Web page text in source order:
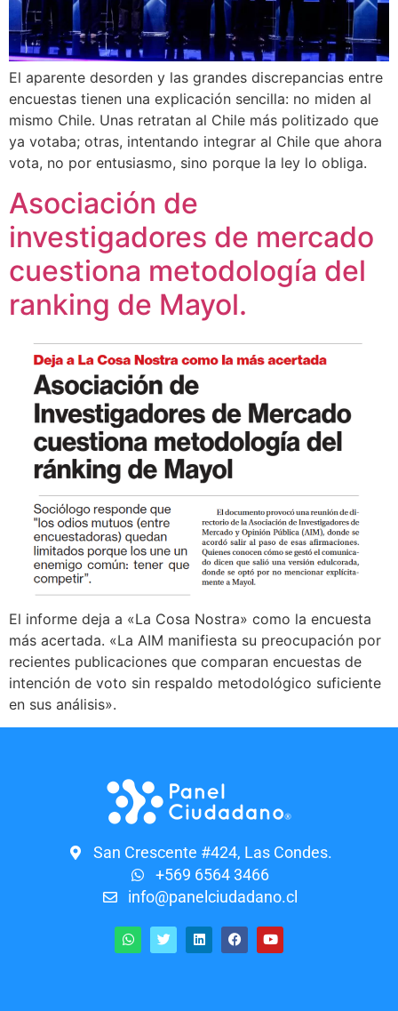
El aparente desorden y las grandes discrepancias entre
encuestas tienen una explicación sencilla: no miden al
mismo Chile. Unas retratan al Chile más politizado que
ya votaba; otras, intentando integrar al Chile que ahora
vota, no por entusiasmo, sino porque la ley lo obliga.
Asociación de
investigadores de mercado
cuestiona metodología del
ranking de Mayol.
El informe deja a «La Cosa Nostra» como la encuesta
más acertada. «La AIM manifiesta su preocupación por
recientes publicaciones que comparan encuestas de
intención de voto sin respaldo metodológico suficiente
en sus análisis».
San Crescente #424, Las Condes.
+569 6564 3466
info@panelciudadano.cl